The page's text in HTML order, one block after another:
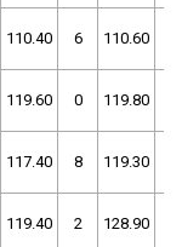
110.40 6 110.60
119.60 0 119.80
117.40 8 119.30
119.40 2 128.90